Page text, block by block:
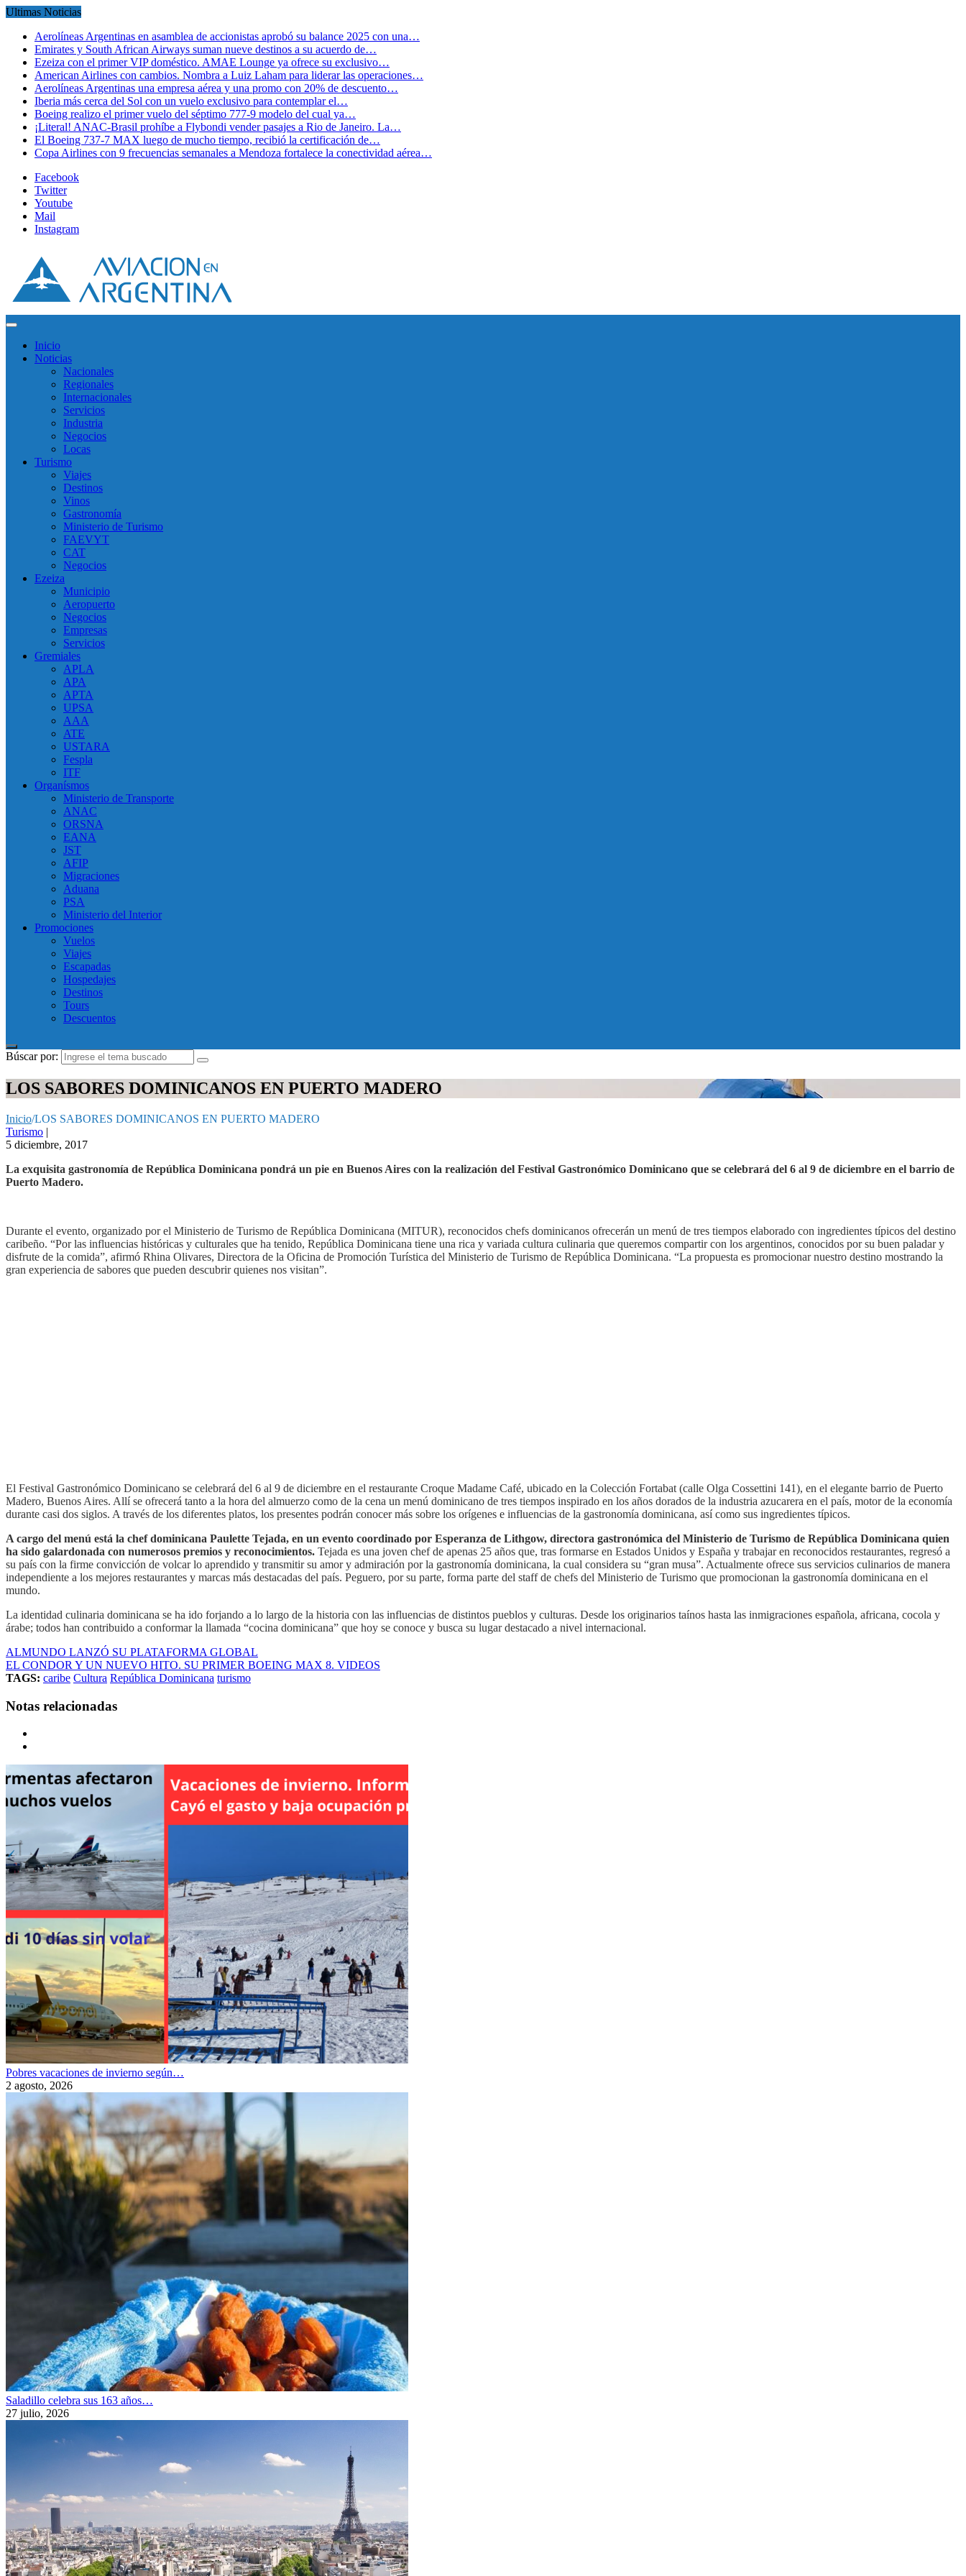
Ultimas Noticias
Aerolíneas Argentinas en asamblea de accionistas aprobó su balance 2025 con una…
Emirates y South African Airways suman nueve destinos a su acuerdo de…
Ezeiza con el primer VIP doméstico. AMAE Lounge ya ofrece su exclusivo…
American Airlines con cambios. Nombra a Luiz Laham para liderar las operaciones…
Aerolíneas Argentinas una empresa aérea y una promo con 20% de descuento…
Iberia más cerca del Sol con un vuelo exclusivo para contemplar el…
Boeing realizo el primer vuelo del séptimo 777-9 modelo del cual ya…
¡Literal! ANAC-Brasil prohíbe a Flybondi vender pasajes a Rio de Janeiro. La…
El Boeing 737-7 MAX luego de mucho tiempo, recibió la certificación de…
Copa Airlines con 9 frecuencias semanales a Mendoza fortalece la conectividad aérea…
Facebook
Twitter
Youtube
Mail
Instagram
Inicio
Noticias
Nacionales
Regionales
Internacionales
Servicios
Industria
Negocios
Locas
Turismo
Viajes
Destinos
Vinos
Gastronomía
Ministerio de Turismo
FAEVYT
CAT
Negocios
Ezeiza
Municipio
Aeropuerto
Negocios
Empresas
Servicios
Gremiales
APLA
APA
APTA
UPSA
AAA
ATE
USTARA
Fespla
ITF
Organísmos
Ministerio de Transporte
ANAC
ORSNA
EANA
JST
AFIP
Migraciones
Aduana
PSA
Ministerio del Interior
Promociones
Vuelos
Viajes
Escapadas
Hospedajes
Destinos
Tours
Descuentos
Búscar por:
LOS SABORES DOMINICANOS EN PUERTO MADERO
Inicio/LOS SABORES DOMINICANOS EN PUERTO MADERO
Turismo |
5 diciembre, 2017
La exquisita gastronomía de República Dominicana pondrá un pie en Buenos Aires con la realización del Festival Gastronómico Dominicano que se celebrará del 6 al 9 de diciembre en el barrio de
Puerto Madero.
Durante el evento, organizado por el Ministerio de Turismo de República Dominicana (MITUR), reconocidos chefs dominicanos ofrecerán un menú de tres tiempos elaborado con ingredientes típicos del destino
caribeño. “Por las influencias históricas y culturales que ha tenido, República Dominicana tiene una rica y variada cultura culinaria que queremos compartir con los argentinos, conocidos por su buen paladar y
disfrute de la comida”, afirmó Rhina Olivares, Directora de la Oficina de Promoción Turística del Ministerio de Turismo de República Dominicana. “La propuesta es promocionar nuestro destino mostrando la
gran experiencia de sabores que pueden descubrir quienes nos visitan”.
El Festival Gastronómico Dominicano se celebrará del 6 al 9 de diciembre en el restaurante Croque Madame Café, ubicado en la Colección Fortabat (calle Olga Cossettini 141), en el elegante barrio de Puerto
Madero, Buenos Aires. Allí se ofrecerá tanto a la hora del almuerzo como de la cena un menú dominicano de tres tiempos inspirado en los años dorados de la industria azucarera en el país, motor de la economía
durante casi dos siglos. A través de los diferentes platos, los presentes podrán conocer más sobre los orígenes e influencias de la gastronomía dominicana, así como sus ingredientes típicos.
A cargo del menú está la chef dominicana Paulette Tejada, en un evento coordinado por Esperanza de Lithgow, directora gastronómica del Ministerio de Turismo de República Dominicana quien
ha sido galardonada con numerosos premios y reconocimientos. Tejada es una joven chef de apenas 25 años que, tras formarse en Estados Unidos y España y trabajar en reconocidos restaurantes, regresó a
su país con la firme convicción de volcar lo aprendido y transmitir su amor y admiración por la gastronomía dominicana, la cual considera su “gran musa”. Actualmente ofrece sus servicios culinarios de manera
independiente a los mejores restaurantes y marcas más destacadas del país. Peguero, por su parte, forma parte del staff de chefs del Ministerio de Turismo que promocionan la gastronomía dominicana en el
mundo.
La identidad culinaria dominicana se ha ido forjando a lo largo de la historia con las influencias de distintos pueblos y culturas. Desde los originarios taínos hasta las inmigraciones española, africana, cocola y
árabe; todos han contribuido a conformar la llamada “cocina dominicana” que hoy se conoce y busca su lugar destacado a nivel internacional.
ALMUNDO LANZÓ SU PLATAFORMA GLOBAL
EL CONDOR Y UN NUEVO HITO. SU PRIMER BOEING MAX 8. VIDEOS
TAGS: caribe Cultura República Dominicana turismo
Notas relacionadas
Pobres vacaciones de invierno según…
2 agosto, 2026
Saladillo celebra sus 163 años…
27 julio, 2026